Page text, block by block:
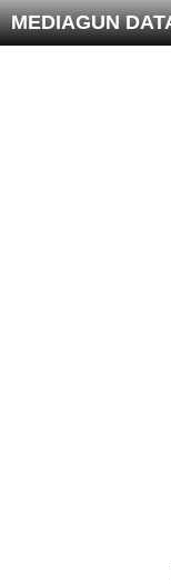
MEDIAGUN